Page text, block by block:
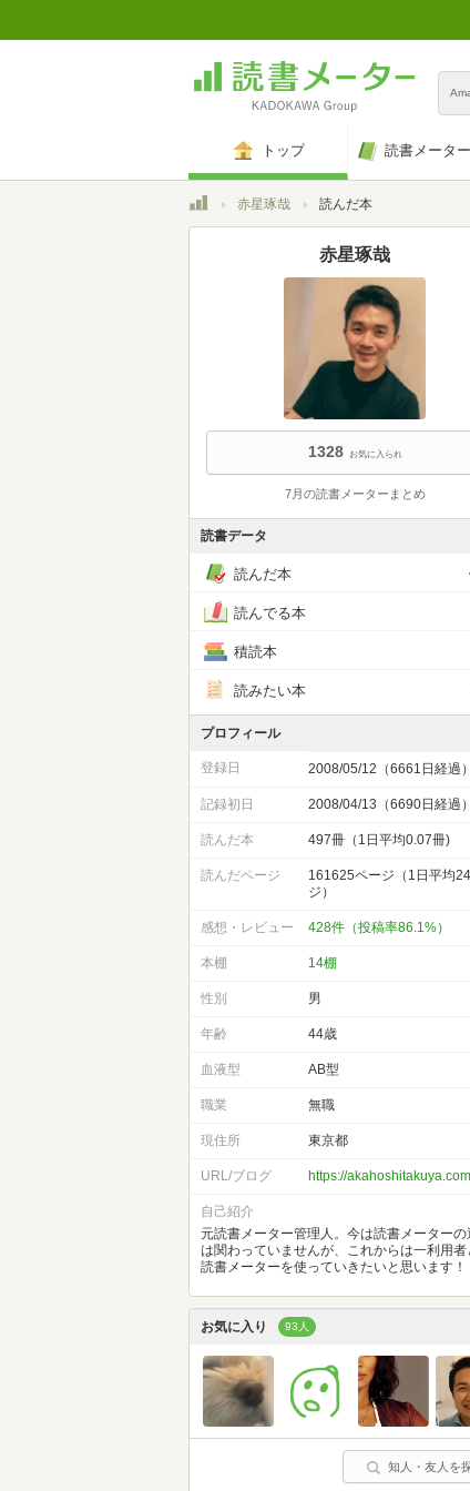
トップ 読書メータ
トップ赤星琢哉 読んだ本
赤星琢哉
1328 お気に入られ
7月の読書メーターまとめ
読書データ
読んだ本
読んでる本
積読本
読みたい本
プロフィール
登録日 2008/05/12（6661日経過）
記録初日 2008/04/13（6690日経過）
読んだ本 497冊（1日平均0.07冊)
読んだページ
161625ページ（1日平均
ジ）
感想・レビュー 428件（投稿率86.1%）
本棚 14棚
性別 男
年齢 44歳
血液型 AB型
職業 無職
現住所 東京都
URL/ブログ https://akahoshitakuya.com
自己紹介
元読書メーター管理人。今は読書メーターの
は関わっていませんが、これからは一利用者
読書メーターを使っていきたいと思います！
お気に入り 93人
知人・友人を